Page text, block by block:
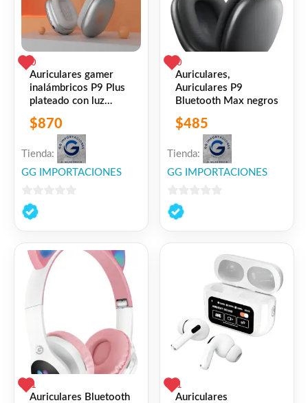
0
Auriculares gamer
inalámbricos P9 Plus
plateado con luz
$870
Tienda:
GG IMPORTACIONES
0
de
0
Auriculares,
Auriculares P9
Bluetooth Max negros
$485
Tienda:
GG IMPORTACIONES
0
de
1
Auriculares Bluetooth
1
Auriculares